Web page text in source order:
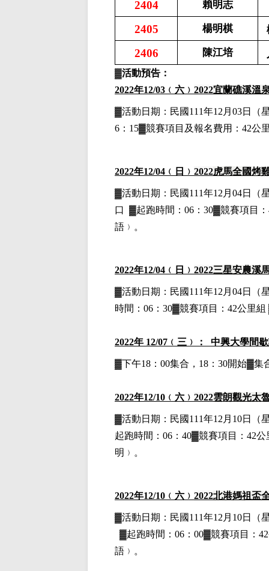
2404 賴明志
2405 楊明棋
2406 陳江培
▓活動預告：
2022年12/03 ﹙六﹚ 2022宜蘭礁溪溫
▓活動日期： 民國111年12月03日
（
6：15▓競賽項目 及報名費用 ：42公
2022年12/04 ﹙日﹚ 2022虎馬全國烤
▓活動日期： 民國111年12月04日
（
口 ▓起跑時間：06：30▓競賽項目
語﹚。
2022年12/04 ﹙日﹚ 2022三星安農溪
▓活動日期： 民國111年12月04日
（
時間：06：30▓競賽項目：42公里
2022年 12/07﹙三﹚： 中興大學間
▓下午18：00集合，18：30開始▓集
2022年12/10 ﹙六﹚ 2022雲朗觀光太
▓活動日期： 民國111年12月10日
（
起跑時間：06：40▓競賽項目：42
明﹚。
2022年12/10 ﹙六﹚ 2022北港媽祖盃
▓活動日期： 民國111年12月10日
（
▓起跑時間：06：00▓競賽項目：
語﹚。